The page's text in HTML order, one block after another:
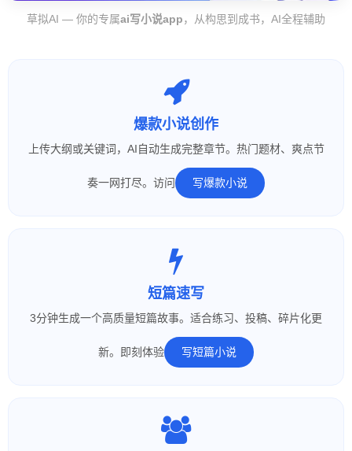
草拟AI — 你的专属ai写小说app，从构思到成书，AI全程辅助
爆款小说创作
上传大纲或关键词，AI自动生成完整章节。热门题材、爽点节
奏一网打尽。访问 写爆款小说
短篇速写
3分钟生成一个高质量短篇故事。适合练习、投稿、碎片化更
新。即刻体验 写短篇小说